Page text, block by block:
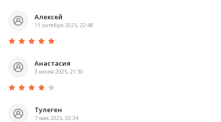
Алексей
11 октября 2025, 22:48
Анастасия
3 июня 2025, 21:30
Тулеген
7 мая 2025, 02:34